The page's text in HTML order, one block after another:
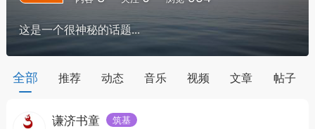
，华夏中医人：家门口的中医人！
节气气象
这是一个很神秘的话题...
全部 推荐 动态 音乐 视频 文章 帖子
谦济书童
筑基